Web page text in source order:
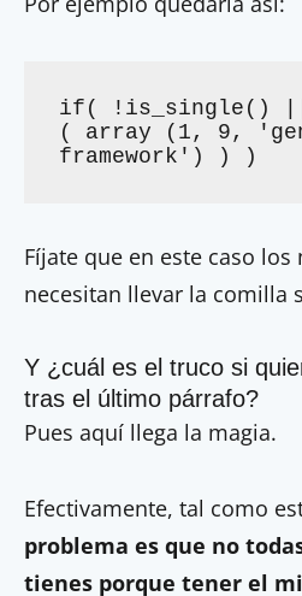
if( !is_single() ||
( array (1, 9,
framework') ) )
Fíjate que en este caso los
necesitan llevar la comilla
Y ¿cuál es el truco si
tras el último párrafo?
Pues aquí llega la magia.
Efectivamente, tal como
problema es que no
tienes porque tener el